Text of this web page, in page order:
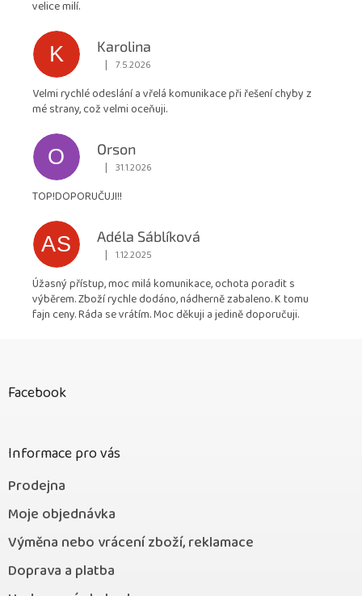
velice milí.
K
Karolina
Hodnocení obchodu je 5 z 5 hvězdiček.
| 7.5.2026
Velmi rychlé odeslání a vřelá komunikace při řešení chyby z
mé strany, což velmi oceňuji.
O
Orson
Hodnocení obchodu je 5 z 5 hvězdiček.
| 31.1.2026
TOP!DOPORUČUJI!!
AS
Adéla Sáblíková
Hodnocení obchodu je 5 z 5 hvězdiček.
| 1.12.2025
Úžasný přístup, moc milá komunikace, ochota poradit s
výběrem. Zboží rychle dodáno, nádherně zabaleno. K tomu
fajn ceny. Ráda se vrátím. Moc děkuji a jedině doporučuji.
Facebook
Informace pro vás
Prodejna
Moje objednávka
Výměna nebo vrácení zboží, reklamace
Doprava a platba